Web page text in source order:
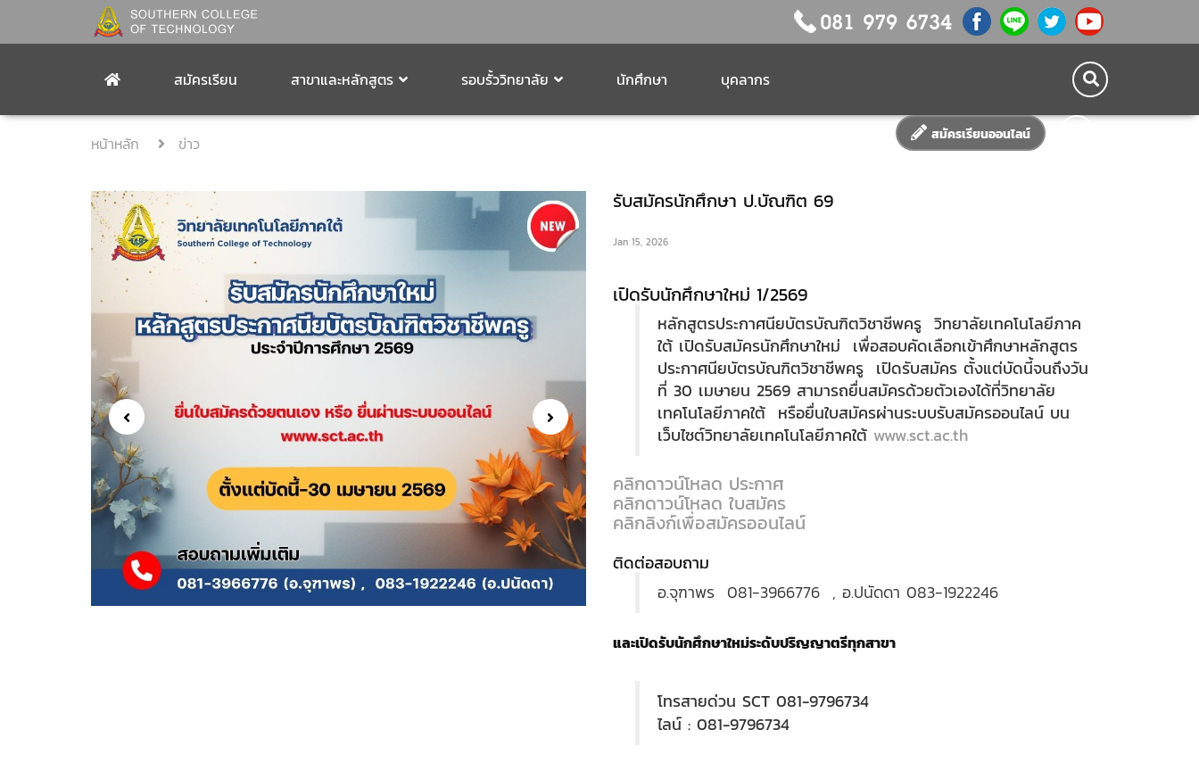
สมัครเรียน สาขาและหลักสูตร รอบรั้ววิทยาลัย นักศึกษา บุคลากร
สมัครเรียนออนไลน์
หน้าหลัก ข่าว
รับสมัครนักศึกษา ป.บัณฑิต 69
Jan 15, 2026
เปิดรับนักศึกษาใหม่ 1/2569
หลักสูตรประกาศนียบัตรบัณฑิตวิชาชีพครู วิทยาลัยเทคโนโลยีภาค
ใต้ เปิดรับสมัครนักศึกษาใหม่ เพื่อสอบคัดเลือกเข้าศึกษาหลักสูตร
ประกาศนียบัตรบัณฑิตวิชาชีพครู เปิดรับสมัคร ตั้งแต่บัดนี้จนถึงวัน
ที่ 30 เมษายน 2569 สามารถยื่นสมัครด้วยตัวเองได้ที่วิทยาลัย
เทคโนโลยีภาคใต้ หรือยื่นใบสมัครผ่านระบบรับสมัครออนไลน์ บน
เว็บไซต์วิทยาลัยเทคโนโลยีภาคใต้ www.sct.ac.th
คลิกดาวน์โหลด ประกาศ
คลิกดาวน์โหลด ใบสมัคร
คลิกลิงก์เพื่อสมัครออนไลน์
ติดต่อสอบถาม
อ.จุฑาพร 081-3966776 , อ.ปนัดดา 083-1922246
และเปิดรับนักศึกษาใหม่ระดับปริญญาตรีทุกสาขา
โทรสายด่วน SCT 081-9796734
ไลน์ : 081-9796734